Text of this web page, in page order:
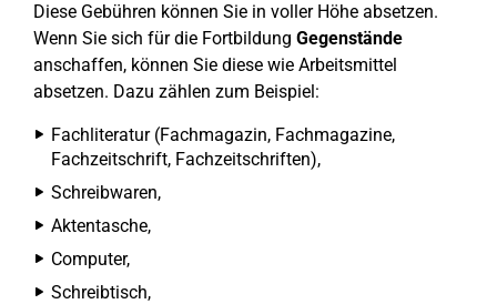
Diese Gebühren können Sie in voller Höhe absetzen.
Wenn Sie sich für die Fortbildung Gegenstände
anschaffen, können Sie diese wie Arbeitsmittel
absetzen. Dazu zählen zum Beispiel:
Fachliteratur (Fachmagazin, Fachmagazine,
Fachzeitschrift, Fachzeitschriften),
Schreibwaren,
Aktentasche,
Computer,
Schreibtisch,